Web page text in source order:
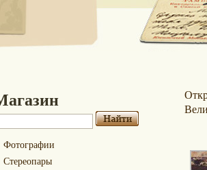
Фотографии
Стереопары